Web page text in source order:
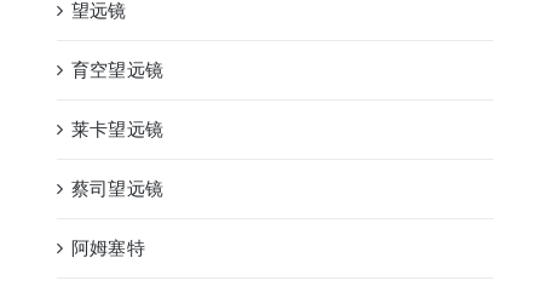
望远镜
育空望远镜
莱卡望远镜
蔡司望远镜
阿姆塞特